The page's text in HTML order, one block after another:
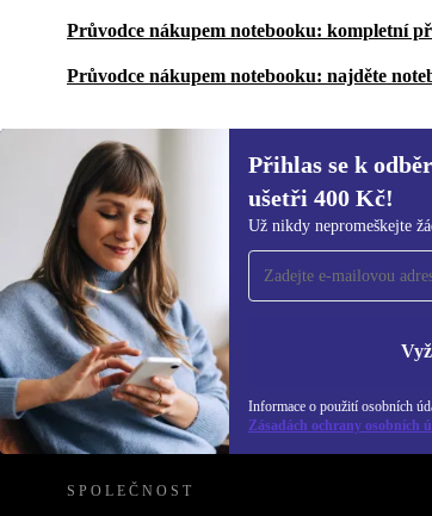
Průvodce nákupem notebooku: kompletní
Průvodce nákupem notebooku: najděte
Přihlas se k
ušetři 400 Kč!
Už nikdy nepromeškejte
Informace o použití osobních
Zásadách ochrany osobních
Přihlas se k odběru našich
ušetři 400 Kč!
Už nikdy nepromeškej žádnou
REFURBED ČESKO - RETHINK NEW.
SPOLEČNOST